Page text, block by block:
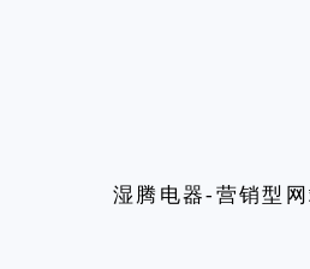
湿腾电器-营销型